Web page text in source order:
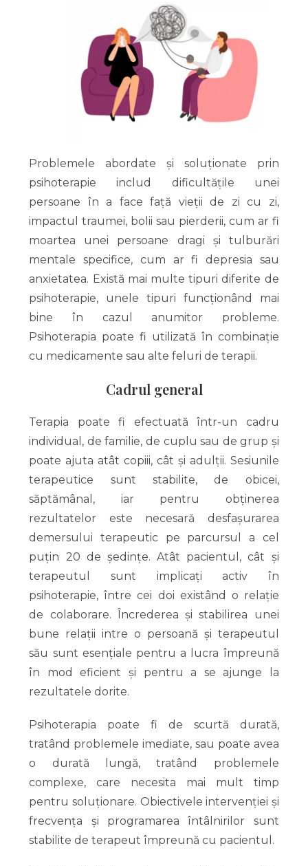
Problemele abordate și soluționate prin
psihoterapie includ dificultățile unei
persoane în a face față vieții de zi cu zi,
impactul traumei, bolii sau pierderii, cum ar fi
moartea unei persoane dragi și tulburări
mentale specifice, cum ar fi depresia sau
anxietatea. Există mai multe tipuri diferite de
psihoterapie, unele tipuri funcționând mai
bine în cazul anumitor probleme.
Psihoterapia poate fi utilizată în combinație
cu medicamente sau alte feluri de terapii.
Cadrul general
Terapia poate fi efectuată într-un cadru
individual, de familie, de cuplu sau de grup și
poate ajuta atât copiii, cât și adulții. Sesiunile
terapeutice sunt stabilite, de obicei,
săptămânal, iar pentru obținerea
rezultatelor este necesară desfașurarea
demersului terapeutic pe parcursul a cel
puțin 20 de ședințe. Atât pacientul, cât și
terapeutul sunt implicați activ în
psihoterapie, între cei doi existând o relație
de colaborare. Încrederea și stabilirea unei
bune relații intre o persoană și terapeutul
său sunt esențiale pentru a lucra împreună
în mod eficient și pentru a se ajunge la
rezultatele dorite.
Psihoterapia poate fi de scurtă durată,
tratând problemele imediate, sau poate avea
o durată lungă, tratând problemele
complexe, care necesita mai mult timp
pentru soluționare. Obiectivele intervenției și
frecvența și programarea întâlnirilor sunt
stabilite de terapeut împreună cu pacientul.